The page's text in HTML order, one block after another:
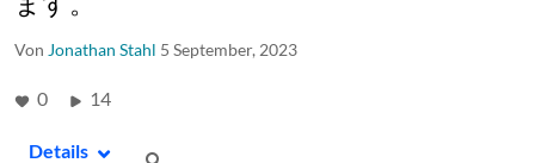
Von Jonathan Stahl 5 September, 2023
0 14
Details